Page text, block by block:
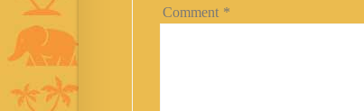
Comment *